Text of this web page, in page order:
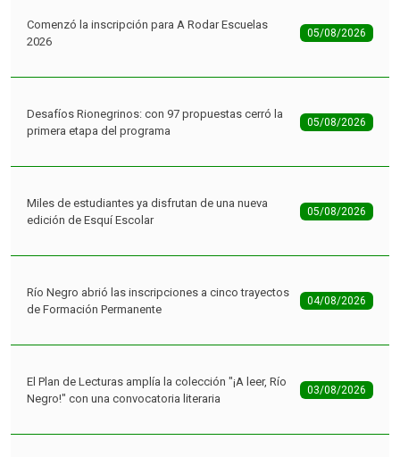
Comenzó la inscripción para A Rodar Escuelas
2026
05/08/2026
Desafíos Rionegrinos: con 97 propuestas cerró la
primera etapa del programa
05/08/2026
Miles de estudiantes ya disfrutan de una nueva
edición de Esquí Escolar
05/08/2026
Río Negro abrió las inscripciones a cinco trayectos
de Formación Permanente
04/08/2026
El Plan de Lecturas amplía la colección "¡A leer, Río
Negro!" con una convocatoria literaria
03/08/2026